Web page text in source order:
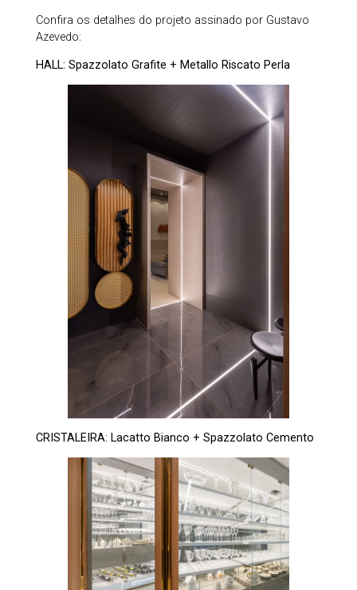
Confira os detalhes do projeto assinado por Gustavo
Azevedo:
HALL: Spazzolato Grafite + Metallo Riscato Perla
CRISTALEIRA: Lacatto Bianco + Spazzolato Cemento